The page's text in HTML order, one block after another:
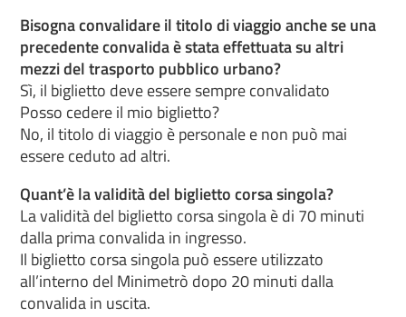
Bisogna convalidare il titolo di viaggio anche se una
precedente convalida è stata effettuata su altri
mezzi del trasporto pubblico urbano?
Sì, il biglietto deve essere sempre convalidato
Posso cedere il mio biglietto?
No, il titolo di viaggio è personale e non può mai
essere ceduto ad altri.
Quant’è la validità del biglietto corsa singola?
La validità del biglietto corsa singola è di 70 minuti
dalla prima convalida in ingresso.
Il biglietto corsa singola può essere utilizzato
all’interno del Minimetrò dopo 20 minuti dalla
convalida in uscita.